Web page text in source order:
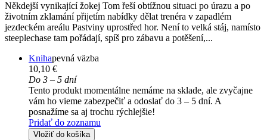
Někdejší vynikající žokej Tom řeší obtížnou situaci po úrazu a po
životním zklamání přijetím nabídky dělat trenéra v zapadlém
jezdeckém areálu Pastviny uprostřed hor. Není to velká stáj, namísto
steeplechase tam pořádají, spíš pro zábavu a potěšení,...
Knihapevná väzba
10,10 €
Do 3 – 5 dní
Tento produkt momentálne nemáme na sklade, ale zvyčajne
vám ho vieme zabezpečiť a odoslať do 3 – 5 dní. A
posnažíme sa aj trochu rýchlejšie!
Pridať do zoznamu
Vložiť do košíka